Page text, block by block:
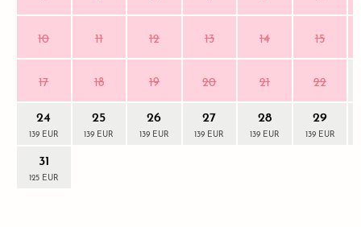
OVERIŤ DOSTUPNOSŤ
10 11 12 13 14 15
17 18 19 20 21 22
24
139 EUR
25
139 EUR
26
139 EUR
27
139 EUR
28
139 EUR
29
139 EUR
31
125 EUR